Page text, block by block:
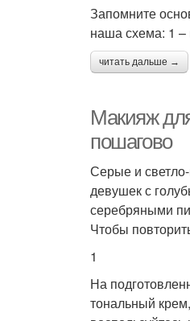
Запомните
наша схема: 1 –
читать дальше →
Макияж
пошагово
Серые и
девушек с
серебряными
Чтобы
1
На
тональный